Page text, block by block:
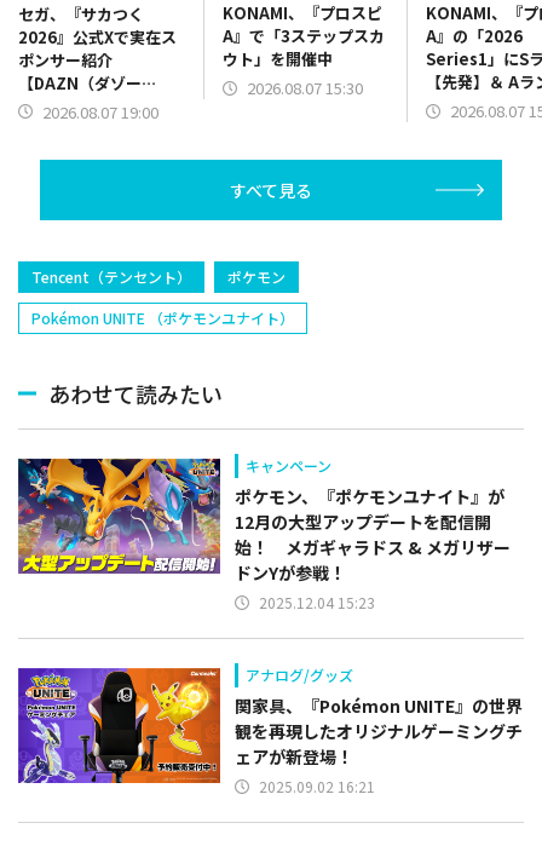
セガ、『サカつく
2026』公式Xで実在ス
ポンサー紹介
【DAZN（ダゾー
ン）】篇をポスト
2026.08.07 19:00
KONAMI、『プロスピ
A』で「3ステップスカ
ウト」を開催中
2026.08.07 15:30
KONAMI、『
A』の「2026
Series1」にS
【先発】＆ Aラ
【野手】新登
塁手)、持丸泰
捕手)など
2026.08.07
すべて見る
Tencent（テンセント）
ポケモン
Pokémon UNITE （ポケモンユナイト）
あわせて読みたい
キャンペーン
ポケモン、『ポケモンユナイト』が
12月の大型アップデートを配信開
始！ メガギャラドス & メガリザー
ドンYが参戦！
2025.12.04 15:23
アナログ/グッズ
関家具、『Pokémon UNITE』の世界
観を再現したオリジナルゲーミングチ
ェアが新登場！
2025.09.02 16:21